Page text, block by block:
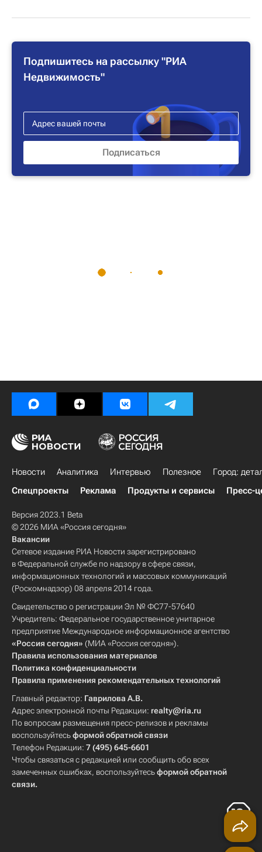
Подпишитесь на рассылку "РИА
Недвижимость"
Новости Аналитика Интервью Полезное
Город:
Спецпроекты
Реклама Продукты и сервисы Пресс-
Версия 2023.1 Beta
© 2026 МИА «Россия сегодня»
Вакансии
Сетевое издание РИА Новости зарегистрировано
в Федеральной службе по надзору в сфере связи,
информационных технологий и массовых коммуникаций
(Роскомнадзор) 08 апреля 2014 года.
Свидетельство о регистрации Эл № ФС77-57640
Учредитель: Федеральное государственное унитарное
предприятие Международное информационное агентство
«Россия сегодня» (МИА «Россия сегодня»).
Правила использования материалов
Политика конфиденциальности
Правила применения рекомендательных технологий
Главный редактор: Гаврилова А.В.
Адрес электронной почты Редакции: realty@ria.ru
По вопросам размещения пресс-релизов и рекламы
воспользуйтесьформой обратной связи
Телефон Редакции: 7 (495) 645-6601
Чтобы связаться с редакцией или сообщить обо всех
замеченных ошибках, воспользуйтесьформой обратной
связи.